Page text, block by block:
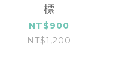
標
NT$900
NT$1,200